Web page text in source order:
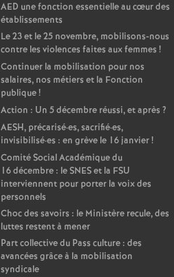
AED une fonction essentielle au cœur des
établissements
Le 23 et le 25 novembre, mobilisons-nous
contre les violences faites aux femmes !
Continuer la mobilisation pour nos
salaires, nos métiers et la Fonction
publique!
Action : Un 5 décembre réussi, et après ?
AESH, précarisé·es, sacrifié·es,
invisibilisé·es : en grève le 16 janvier!
Comité Social Académique du
16 décembre : le SNES et la FSU
interviennent pour porter la voix des
personnels
Choc des savoirs : le Ministère recule, des
luttes restent à mener
Part collective du Pass culture : des
avancées grâce à la mobilisation
syndicale